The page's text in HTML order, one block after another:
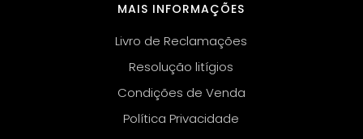
MAIS INFORMAÇÕES
Livro de Reclamações
Resolução litígios
Condições de Venda
Política Privacidade